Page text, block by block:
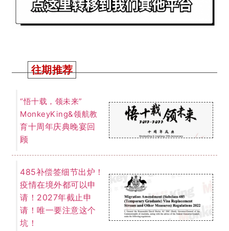
往期推荐
“悟十载，领未来”
MonkeyKing&领航教
育十周年庆典晚宴回
顾
485补偿签细节出炉！
疫情在境外都可以申
请！2027年截止申
请！唯一要注意这个
坑！